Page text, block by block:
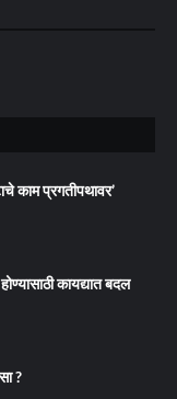
काम प्रगतीपथावर’
कायद्यात बदल
?